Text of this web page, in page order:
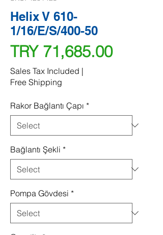
Helix V 610-
1/16/E/S/400-50
TRY 71,685.00Price
Sales Tax Included |
Free Shipping
Rakor Bağlantı Çapı *
Bağlantı Şekli *
Pompa Gövdesi *